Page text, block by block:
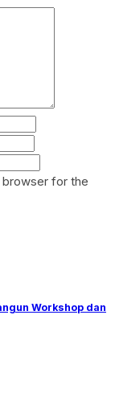
browser for the
Workshop dan